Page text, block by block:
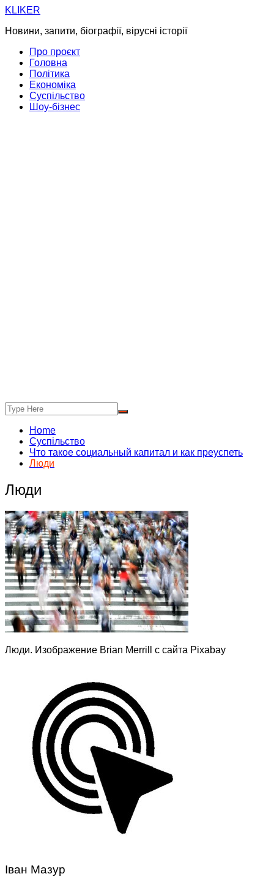
Skip
content
KLIKER
Новини, запити, біографії, вірусні історії
Про проєкт
Головна
Політика
Економіка
Суспільство
Шоу-бізнес
Home
Суспільство
Что такое социальный капитал и как преуспеть
Люди
Люди
Люди. Изображение Brian Merrill с сайта Pixabay
Іван Мазур